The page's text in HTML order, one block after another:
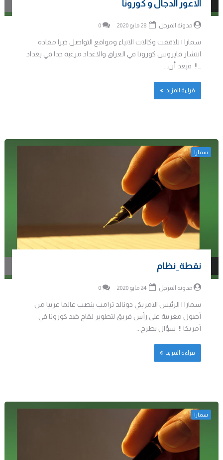
الاعور الدجال و كورونا
مدونة المرجل 0
سمارا | تلاقفت وكالات الانباء ومواقع التواصل خبرا مفاده
انتشار فايروس كورونا في العراق والاعداد مرعبة جدا في بغداد
…!! فبعد أن...
قراءة المزيد
سمارا
نقطة_نظام
مدونة المرجل 0
سمارا | الرئيس الامريكي دونالد ترامب ينصب عالما عربيا من
أصول مغربية على رأس فريق لتطوير لقاح ضد كورونا في
أمريكا !! سؤال يطرح...
قراءة المزيد
سمارا